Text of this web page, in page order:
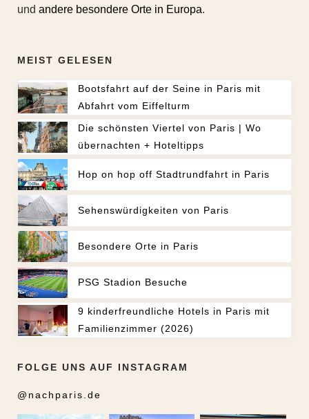
und andere besondere Orte in Europa.
MEIST GELESEN
Bootsfahrt auf der Seine in Paris mit
Abfahrt vom Eiffelturm
Die schönsten Viertel von Paris | Wo
übernachten + Hoteltipps
Hop on hop off Stadtrundfahrt in Paris
Sehenswürdigkeiten von Paris
Besondere Orte in Paris
PSG Stadion Besuche
9 kinderfreundliche Hotels in Paris mit
Familienzimmer (2026)
FOLGE UNS AUF INSTAGRAM
@nachparis.de